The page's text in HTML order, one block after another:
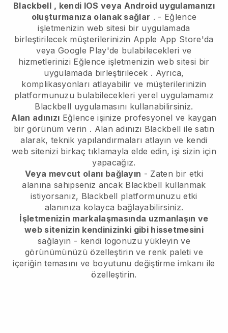
Blackbell , kendi IOS veya Android uygulamanızı
oluşturmanıza olanak sağlar . - Eğlence
işletmenizin web sitesi bir uygulamada
birleştirilecek müşterilerinizin Apple App Store'da
veya Google Play'de bulabilecekleri ve
hizmetlerinizi Eğlence işletmenizin web sitesi bir
uygulamada birleştirilecek . Ayrıca,
komplikasyonları atlayabilir ve müşterilerinizin
platformunuzu bulabilecekleri yerel uygulamamız
Blackbell uygulamasını kullanabilirsiniz.
Alan adınızı Eğlence işinize profesyonel ve kaygan
bir görünüm verin . Alan adınızı Blackbell ile satın
alarak, teknik yapılandırmaları atlayın ve kendi
web sitenizi birkaç tıklamayla elde edin, işi sizin için
yapacağız.
Veya mevcut olanı bağlayın - Zaten bir etki
alanına sahipseniz ancak Blackbell kullanmak
istiyorsanız, Blackbell platformunuzu etki
alanınıza kolayca bağlayabilirsiniz.
İşletmenizin markalaşmasında uzmanlaşın ve
web sitenizin kendinizinki gibi hissetmesini
sağlayın - kendi logonuzu yükleyin ve
görünümünüzü özelleştirin ve renk paleti ve
içeriğin temasını ve boyutunu değiştirme imkanı ile
özelleştirin.